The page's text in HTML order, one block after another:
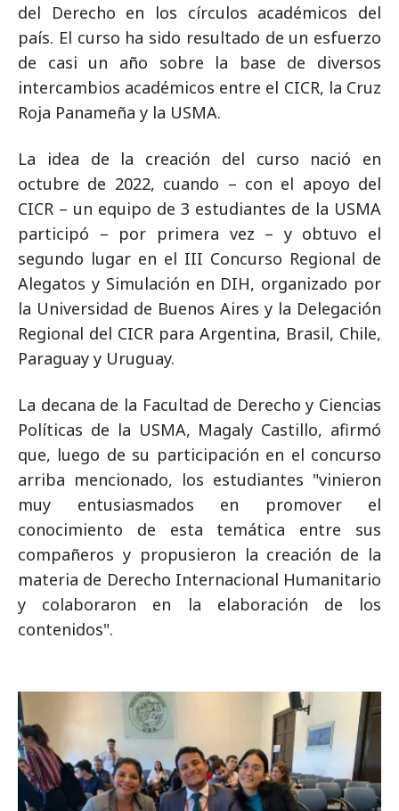
del Derecho en los círculos académicos del
país. El curso ha sido resultado de un esfuerzo
de casi un año sobre la base de diversos
intercambios académicos entre el CICR, la Cruz
Roja Panameña y la USMA.
La idea de la creación del curso nació en
octubre de 2022, cuando – con el apoyo del
CICR – un equipo de 3 estudiantes de la USMA
participó – por primera vez – y obtuvo el
segundo lugar en el III Concurso Regional de
Alegatos y Simulación en DIH, organizado por
la Universidad de Buenos Aires y la Delegación
Regional del CICR para Argentina, Brasil, Chile,
Paraguay y Uruguay.
La decana de la Facultad de Derecho y Ciencias
Políticas de la USMA, Magaly Castillo, afirmó
que, luego de su participación en el concurso
arriba mencionado, los estudiantes "vinieron
muy entusiasmados en promover el
conocimiento de esta temática entre sus
compañeros y propusieron la creación de la
materia de Derecho Internacional Humanitario
y colaboraron en la elaboración de los
contenidos".